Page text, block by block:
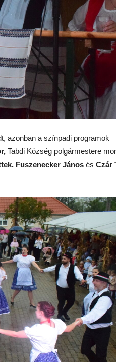
azonban a színpadi programok
Tabdi Község polgármestere
Fuszenecker János és Czár